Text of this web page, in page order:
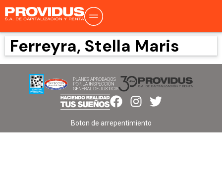
Ferreyra, Stella Maris
Boton de arrepentimiento